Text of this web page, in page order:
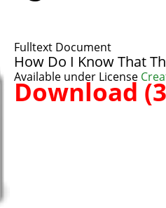
Fulltext Document
How Do I Know That
Available under License
Download